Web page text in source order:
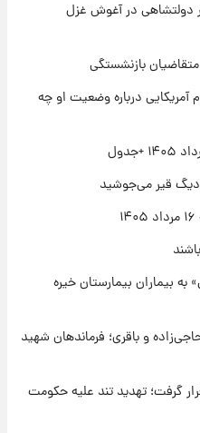
محبی و سرگیف با اعداد ویژه
پنجشنبه ۱۵ مرداد ۱۴۰۵
برای سه دهک؛ جزئیات اعلام
دولتشاهی در آغوش غزل
درباره وضعیت او چه
قیر می‌جوشید
به بیماران بیمارستان خیره
و باقری؛ فرماندهان شهید
گرفت؛ تهدید تند علیه حکومت